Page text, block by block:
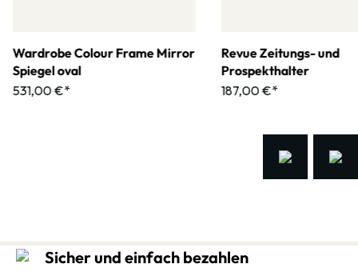
Wardrobe Colour Frame Mirror
Spiegel oval
531,00 €*
Revue Zeitungs- und
Prospekthalter
187,00 €*
Sicher und einfach bezahlen